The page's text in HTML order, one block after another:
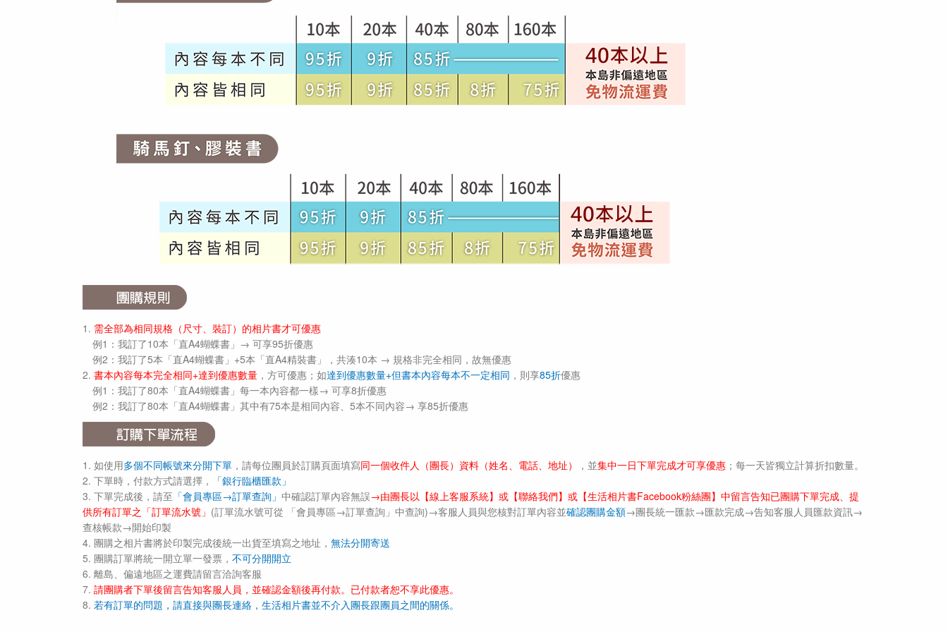
1. 需全部為相同規格（尺寸、裝訂）的相片書才可優惠
例1：我訂了10本「直A4蝴蝶書」→ 可享95折優惠
例2：我訂了5本「直A4蝴蝶書」+5本「直A4精裝書」，共湊10本 → 規格非完全相同，故無優惠
2. 書本內容每本完全相同+達到優惠數量 ，方可優惠；如達到優惠數量+但書本內容每本不一定相同 ，則享85折優惠
例1：我訂了80本「直A4蝴蝶書」每一本內容都一樣→ 可享8折優惠
例2：我訂了80本「直A4蝴蝶書」其中有75本是相同內容、5本不同內容→ 享85折優惠
1. 如使用多個不同帳號來分開下單 ，請每位團員於訂購頁面填寫同一個收件人（團長）資料（姓名、電話、地址） ，並集中一日下單完成才可享優惠 ；每一天皆獨立計算折扣數量。
2. 下單時，付款方式請選擇，
「銀行臨櫃匯款」
3. 下單完成後，請至 「會員專區→訂單查詢」 中確認訂單內容無誤→由團長以【線上客服系統】或【聯絡我們】或【生活相片書Facebook粉絲團】中留言告知已團購下單完成、提
供所有訂單之「訂單流水號」 (訂單流水號可從 「會員專區→訂單查詢」中查詢)→客服人員與您核對訂單內容並確認團購金額→團長統一匯款→匯款完成→告知客服人員匯款資訊→
查核帳款→開始印製
4. 團購之相片書將於印製完成後統一出貨至填寫之地址， 無法分開寄送
5. 團購訂單將統一開立單一發票， 不可分開開立
6. 離島、偏遠地區之運費請留言洽詢客服
7. 請團購者下單後留言告知客服人員，並確認金額後再付款。已付款者恕不享此優惠。
8. 若有訂單的問題，請直接與團長連絡，生活相片書並不介入團長跟團員之間的關係。